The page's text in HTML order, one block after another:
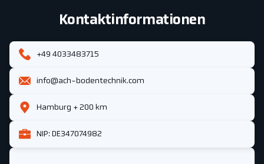
Kontaktinformationen
+49 4033483715
info@ach-bodentechnik.com
Hamburg + 200 km
NIP: DE347074982